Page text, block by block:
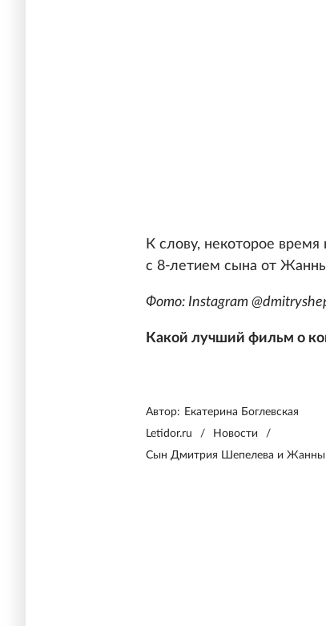
К слову, некоторое
с 8-летием сына от
Фото: Instagram
Какой лучший фильм о
Автор: Екатерина Боглевская
Letidor.ru
/ Новости
/
Сын Дмитрия Шепелева и Жанны